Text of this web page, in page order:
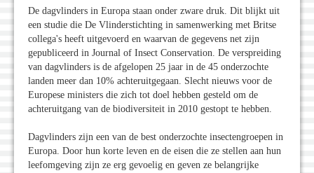
De dagvlinders in Europa staan onder zware druk. Dit blijkt uit
een studie die De Vlinderstichting in samenwerking met Britse
collega's heeft uitgevoerd en waarvan de gegevens net zijn
gepubliceerd in Journal of Insect Conservation. De verspreiding
van dagvlinders is de afgelopen 25 jaar in de 45 onderzochte
landen meer dan 10% achteruitgegaan. Slecht nieuws voor de
Europese ministers die zich tot doel hebben gesteld om de
achteruitgang van de biodiversiteit in 2010 gestopt te hebben.
Dagvlinders zijn een van de best onderzochte insectengroepen in
Europa. Door hun korte leven en de eisen die ze stellen aan hun
leefomgeving zijn ze erg gevoelig en geven ze belangrijke